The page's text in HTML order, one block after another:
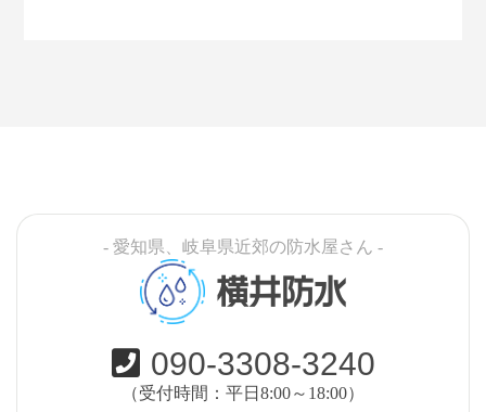
- 愛知県、岐阜県近郊の防水屋さん -
横井防水
090-3308-3240
（受付時間：平日8:00～18:00）